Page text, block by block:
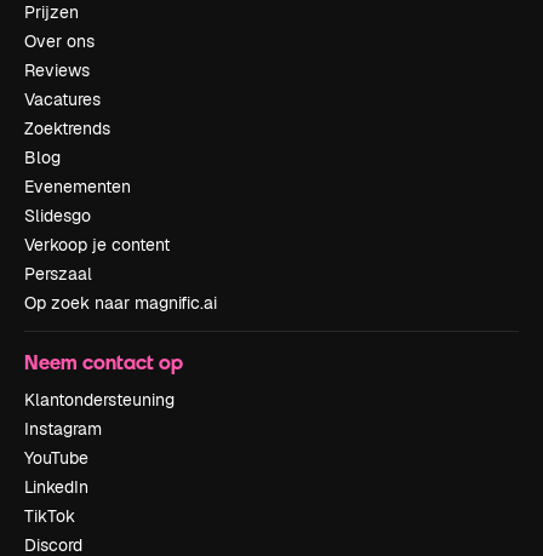
Prijzen
Over ons
Reviews
Vacatures
Zoektrends
Blog
Evenementen
Slidesgo
Verkoop je content
Perszaal
Op zoek naar magnific.ai
Neem contact op
Klantondersteuning
Instagram
YouTube
LinkedIn
TikTok
Discord